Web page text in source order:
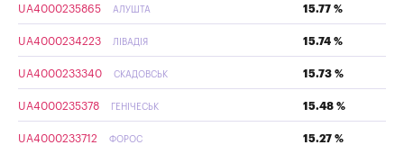
UA4000235865 АЛУШТА 15.77 %
UA4000234223 ЛІВАДІЯ 15.74 %
UA4000233340 СКАДОВСЬК 15.73 %
UA4000235378 ГЕНІЧЕСЬК 15.48 %
UA4000233712 ФОРОС 15.27 %